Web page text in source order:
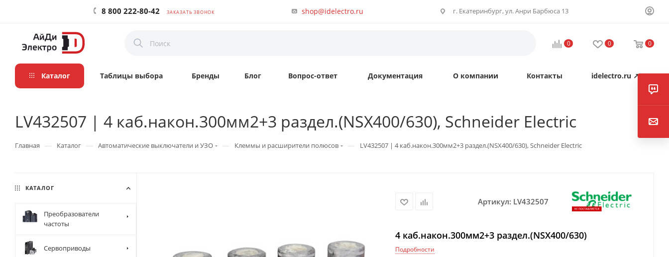
8 800 222-80-42 ЗАКАЗАТЬ ЗВОНОК shop@idelectro.ru г. Екатеринбург, ул. Анри Барбюса 13
0 0 0
Каталог Таблицы выбора Бренды Блог Вопрос-ответ Документация О компании Контакты idelectro.ru ↗
LV432507 | 4 каб.након.300мм2+3 раздел.(NSX400/630), Schneider Electric
Главная — Каталог — Автоматические выключатели и УЗО — Клеммы и расширители полюсов — LV432507 | 4 каб.након.300мм2+3 раздел.(NSX400/630), Schneider Electric
Артикул: LV432507
4 каб.након.300мм2+3 раздел.(NSX400/630)
Подробности
КАТАЛОГ
Преобразователи
частоты
Сервоприводы